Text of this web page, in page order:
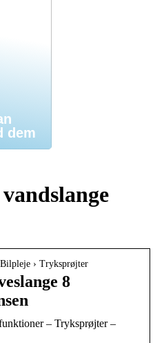
dem
› Tryksprøjter
8
– Tryksprøjter –